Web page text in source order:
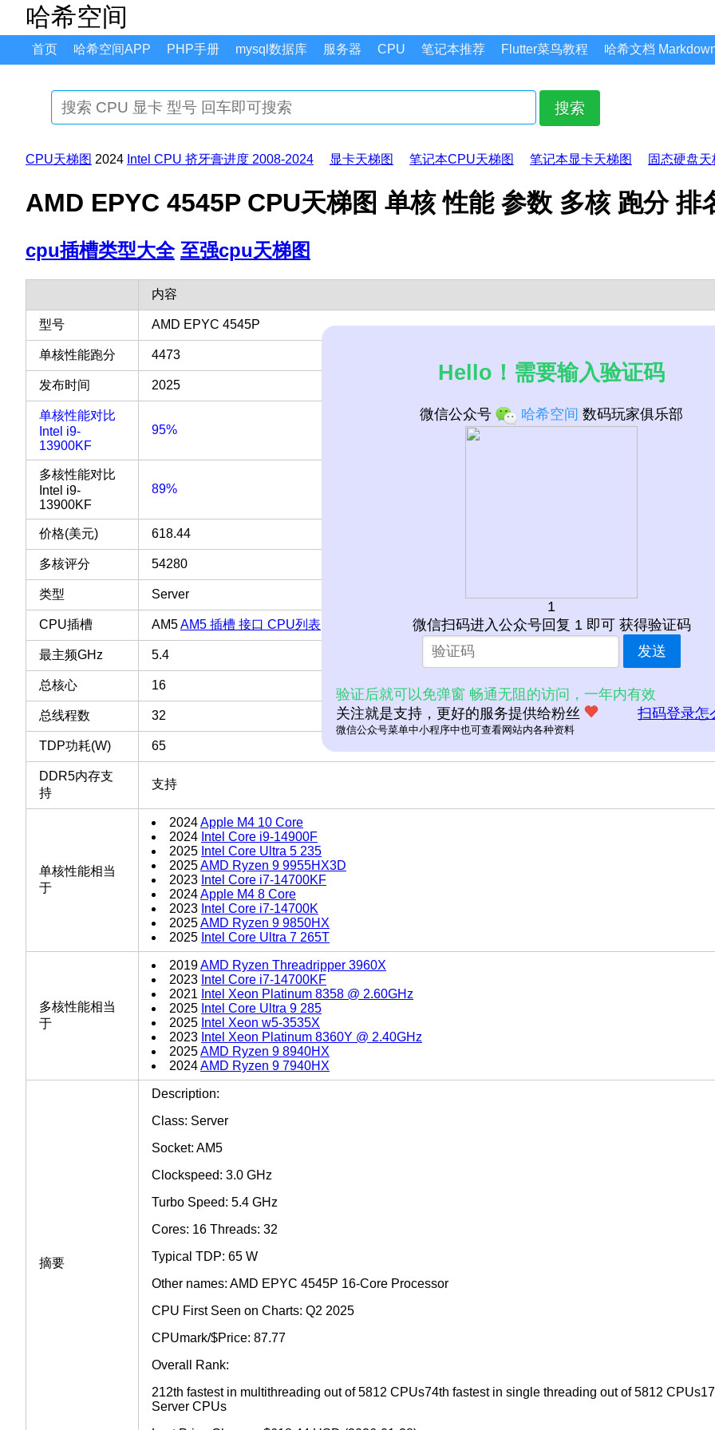
哈希空间
首页 哈希空间APP PHP手册 mysql数据库 服务器 CPU 笔记本推荐 Flutter菜鸟教程 哈希文档
搜索
CPU天梯图 2024 Intel CPU 挤牙膏进度 2008-2024 显卡天梯图 笔记本CPU天梯图 笔记本显卡天梯图 固态硬盘天
AMD EPYC 4545P CPU天梯图 单核 性能 参数 多核 跑分 排
cpu插槽类型大全 至强cpu天梯图
内容
型号 AMD EPYC 4545P
单核性能跑分 4473
发布时间 2025
单核性能对比
Intel i9-
13900KF
95%
多核性能对比
Intel i9-
13900KF
89%
价格(美元) 618.44
多核评分 54280
类型 Server
CPU插槽 AM5AM5 插槽 接口 CPU列表
最主频GHz 5.4
总核心 16
总线程数 32
TDP功耗(W) 65
DDR5内存支
持
支持
单核性能相当
于
2024Apple M4 10 Core
2024 Intel Core i9-14900F
2025 Intel Core Ultra 5 235
2025AMD Ryzen 9 9955HX3D
2023 Intel Core i7-14700KF
2024Apple M4 8 Core
2023 Intel Core i7-14700K
2025AMD Ryzen 9 9850HX
2025 Intel Core Ultra 7 265T
多核性能相当
于
2019AMD Ryzen Threadripper 3960X
2023 Intel Core i7-14700KF
2021 Intel Xeon Platinum 8358 @ 2.60GHz
2025 Intel Core Ultra 9 285
2025 Intel Xeon w5-3535X
2023 Intel Xeon Platinum 8360Y @ 2.40GHz
2025AMD Ryzen 9 8940HX
2024AMD Ryzen 9 7940HX
摘要
Description:
Class: Server
Socket: AM5
Clockspeed: 3.0 GHz
Turbo Speed: 5.4 GHz
Cores: 16 Threads: 32
Typical TDP: 65 W
Other names: AMD EPYC 4545P 16-Core Processor
CPU First Seen on Charts: Q2 2025
CPUmark/$Price: 87.77
Overall Rank:
212th fastest in multithreading out of 5812 CPUs74th fastest in single threading out of 5812
Server CPUs
Hello！需要输入验证码
微信公众号 哈希空间 数码玩家俱乐部
1
微信扫码进入公众号回复 1 即可 获得验证码
发送
验证后就可以免弹窗 畅通无阻的访问，一年内有效
关注就是支持，更好的服务提供给粉丝
扫码登录怎
微信公众号菜单中小程序中也可查看网站内各种资料